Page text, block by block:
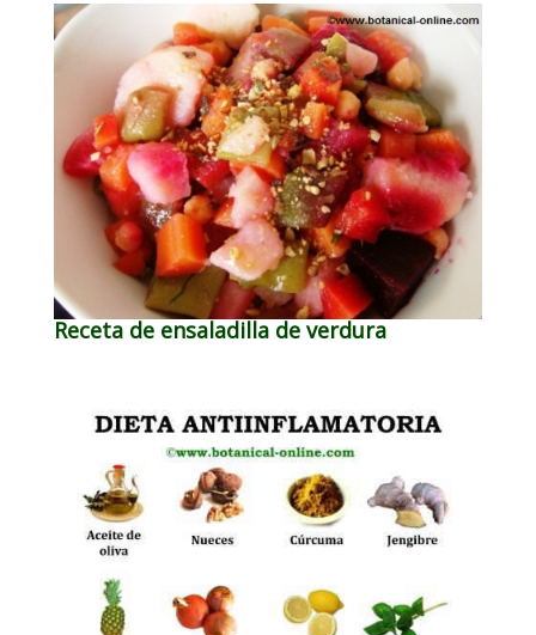
Receta de ensaladilla de verdura